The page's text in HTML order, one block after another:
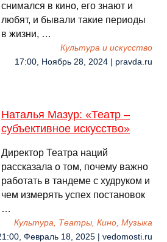
снимался в кино, его знают и
любят, и бывали такие периоды
в жизни, …
Культура и искусство
17:00, Ноябрь 28, 2024 | pravda.ru
Наталья Мазур: «Театр –
субъективное искусство»
Директор Театра наций
рассказала о том, почему важно
работать в тандеме с худруком и
чем измерять успех постановок
…
Культура, Театры, Кино, Музыка
Февраль 18, 2025 | vedomosti.ru